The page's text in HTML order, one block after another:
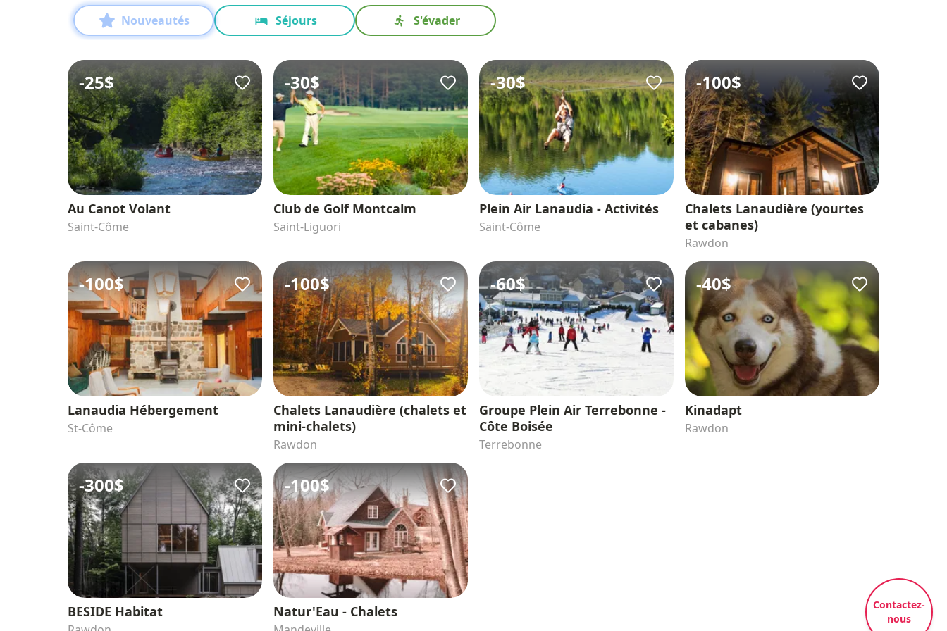
Nouveautés Séjours S'évader
-25$
Au Canot Volant
Saint-Côme
-30$
Club de Golf Montcalm
Saint-Liguori
-30$
Plein Air Lanaudia - Activités
Saint-Côme
-100$
Chalets Lanaudière (yourtes
et cabanes)
Rawdon
-100$
Lanaudia Hébergement
St-Côme
-100$
Chalets Lanaudière (chalets et
mini-chalets)
Rawdon
-60$
Groupe Plein Air Terrebonne -
Côte Boisée
Terrebonne
-40$
Kinadapt
Rawdon
-300$
BESIDE Habitat
-100$
Natur'Eau - Chalets
Contactez-
nous